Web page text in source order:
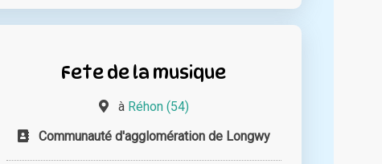
Fete de la musique
à Réhon (54)
Communauté d'agglomération de Longwy